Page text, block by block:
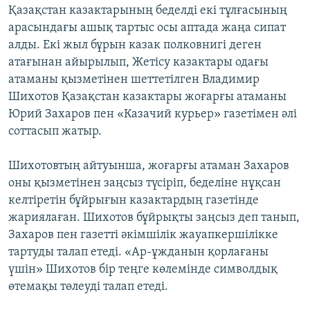
Қазақстан казактарының беделді екі тұлғасының
арасындағы ашық тартыс осы аптада жаңа сипат
алды. Екі жыл бұрын казак полковнигі деген
атағынан айырылып, Жетісу казактары одағы
атаманы қызметінен шеттетілген Владимир
Шихотов Қазақстан казактары жоғарғы атаманы
Юрий Захаров пен «Казачий курьер» газетімен әлі
соттасып жатыр.
Шихотовтың айтуынша, жоғарғы атаман Захаров
оны қызметінен заңсыз түсіріп, беделіне нұқсан
келтіретін бұйрығын казактардың газетінде
жариялаған. Шихотов бұйрықты заңсыз деп танып,
Захаров пен газетті әкімшілік жауапкершілікке
тартуды талап етеді. «Ар-ұжданын қорлағаны
үшін» Шихотов бір теңге көлемінде символдық
өтемақы төлеуді талап етеді.